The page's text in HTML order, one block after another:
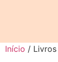
Início / Livros